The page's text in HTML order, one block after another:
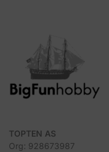
TOPTEN AS
Org: 928673987